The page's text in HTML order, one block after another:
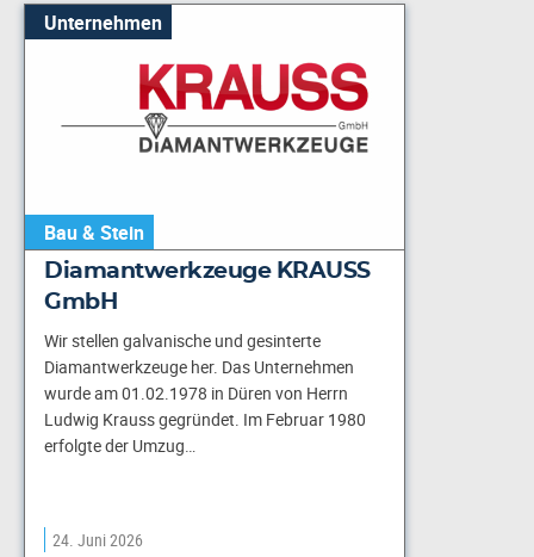
Unternehmen
Bau & Stein
Diamantwerkzeuge KRAUSS
GmbH
Wir stellen galvanische und gesinterte
Diamantwerkzeuge her. Das Unternehmen
wurde am 01.02.1978 in Düren von Herrn
Ludwig Krauss gegründet. Im Februar 1980
erfolgte der Umzug…
24. Juni 2026